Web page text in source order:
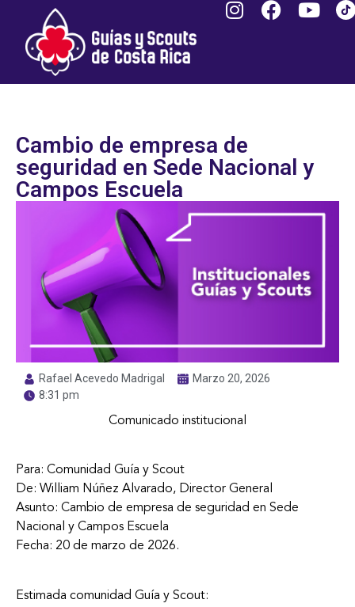
Cambio de empresa de
seguridad en Sede Nacional y
Campos Escuela
Rafael Acevedo Madrigal
Marzo 20, 2026
8:31 pm
Comunicado institucional
Para: Comunidad Guía y Scout
De: William Núñez Alvarado, Director General
Asunto: Cambio de empresa de seguridad en Sede
Nacional y Campos Escuela
Fecha: 20 de marzo de 2026.
Estimada comunidad Guía y Scout: